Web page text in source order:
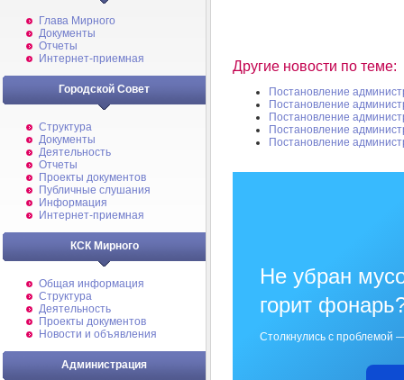
Глава Мирного
Документы
Отчеты
Интернет-приемная
Городской Совет
Структура
Документы
Деятельность
Отчеты
Проекты документов
Публичные слушания
Информация
Интернет-приемная
КСК Мирного
Общая информация
Структура
Деятельность
Проекты документов
Новости и объявления
Администрация
Другие новости по теме:
Постановление
Постановление
Постановление
Постановление
Постановление
Не убран
горит
Столкнулись с проблемой